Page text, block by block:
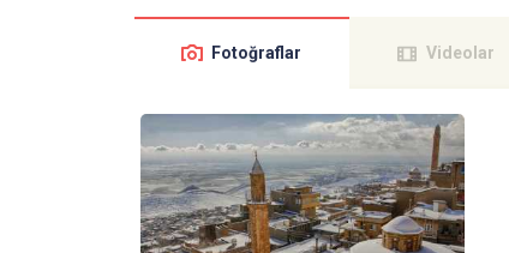
Fotoğraflar Videolar